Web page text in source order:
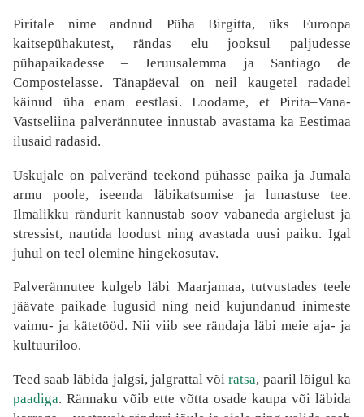
Piritale nime andnud Püha Birgitta, üks Euroopa
kaitsepühakutest, rändas elu jooksul paljudesse
pühapaikadesse – Jeruusalemma ja Santiago de
Compostelasse. Tänapäeval on neil kaugetel radadel
käinud üha enam eestlasi. Loodame, et Pirita–Vana-
Vastseliina palverännutee innustab avastama ka Eestimaa
ilusaid radasid.
Uskujale on palveränd teekond pühasse paika ja Jumala
armu poole, iseenda läbikatsumise ja lunastuse tee.
Ilmalikku rändurit kannustab soov vabaneda argielust ja
stressist, nautida loodust ning avastada uusi paiku. Igal
juhul on teel olemine hingekosutav.
Palverännutee kulgeb läbi Maarjamaa, tutvustades teele
jäävate paikade lugusid ning neid kujundanud inimeste
vaimu- ja kätetööd. Nii viib see rändaja läbi meie aja- ja
kultuuriloo.
Teed saab läbida jalgsi, jalgrattal võiratsa, paaril lõigul ka
paadiga. Rännaku võib ette võtta osade kaupa või läbida